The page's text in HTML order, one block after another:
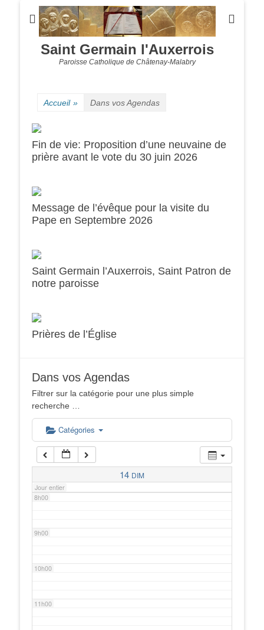
Saint Germain l'Auxerrois
Paroisse Catholique de Châtenay-Malabry
Accueil » Dans vos Agendas
Fin de vie: Proposition d’une neuvaine de
prière avant le vote du 30 juin 2026
Message de l’évêque pour la visite du
Pape en Septembre 2026
Saint Germain l’Auxerrois, Saint Patron de
notre paroisse
Prières de l’Église
Dans vos Agendas
Filtrer sur la catégorie pour une plus simple
recherche …
Catégories
14 DIM
Jour entier
0h00
1h00
2h00
3h00
5h00
6h00
7h00
8h00
9h00
10h00
11h00